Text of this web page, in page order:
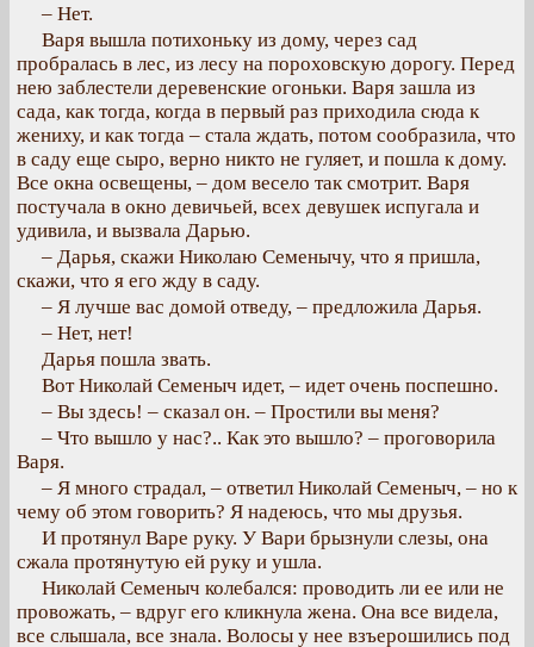
– Нет.
Варя вышла потихоньку из дому, через сад
пробралась в лес, из лесу на пороховскую дорогу. Перед
нею заблестели деревенские огоньки. Варя зашла из
сада, как тогда, когда в первый раз приходила сюда к
жениху, и как тогда – стала ждать, потом сообразила, что
в саду еще сыро, верно никто не гуляет, и пошла к дому.
Все окна освещены, – дом весело так смотрит. Варя
постучала в окно девичьей, всех девушек испугала и
удивила, и вызвала Дарью.
– Дарья, скажи Николаю Семенычу, что я пришла,
скажи, что я его жду в саду.
– Я лучше вас домой отведу, – предложила Дарья.
– Нет, нет!
Дарья пошла звать.
Вот Николай Семеныч идет, – идет очень поспешно.
– Вы здесь! – сказал он. – Простили вы меня?
– Что вышло у нас?.. Как это вышло? – проговорила
Варя.
– Я много страдал, – ответил Николай Семеныч, – но к
чему об этом говорить? Я надеюсь, что мы друзья.
И протянул Варе руку. У Вари брызнули слезы, она
сжала протянутую ей руку и ушла.
Николай Семеныч колебался: проводить ли ее или не
провожать, – вдруг его кликнула жена. Она все видела,
все слышала, все знала. Волосы у нее взъерошились под